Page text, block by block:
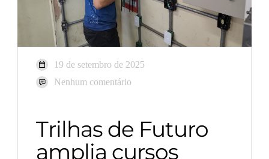
19 de setembro de 2025
Nenhum comentário
Trilhas de Futuro
amplia cursos